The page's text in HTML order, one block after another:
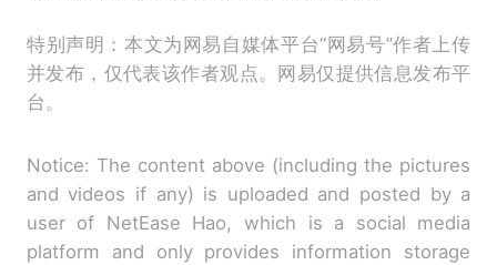
特别声明：本文为网易自媒体平台“网易号”作者上传
并发布，仅代表该作者观点。网易仅提供信息发布平
台。
Notice: The content above (including the pictures
and videos if any) is uploaded and posted by a
user of NetEase Hao, which is a social media
platform and only provides information storage